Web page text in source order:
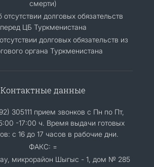
смерти)
отсутствии долговых обязательств
перед ЦБ Туркменистана
долговых обязательств из
органа Туркменистана
Контактные данные
305111 прием звонков с Пн по Пт,
-17:00 ч. Время выдачи готовых
с 16 до 17 часов в рабочие дни.
ФАКС: =
микрорайон Шыгыс - 1, дом № 285